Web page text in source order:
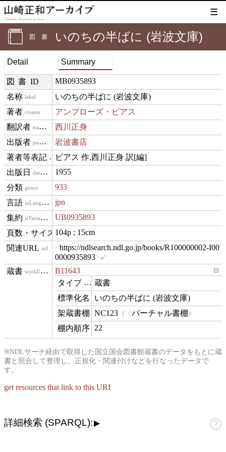
☰
図書 いのちの半ばに (岩波文庫)
Detail Summary
図書ID MB0935893
label いのちの半ばに (岩波文庫)
creator アンブローズ・ビアス
translator 西川正身
publisher 岩波書店
creditText
ビアス 作,西川正身 訳[編]
datePublished 1955
genre 933
inLanguage jpn
isVariantOf UB0935893
materialExtent
104p ; 15cm
url
https://ndlsearch.ndl.go.jp/books/R100000002-I00
0000935893
workExample B11643 ⊟
type 蔵書
name
いのちの半ばに (岩波文庫)
contentLocation
NC123 バーチャル書棚
position
22
※NDLサーチ経由で取得した国立国会図書館蔵書のデータをもとに蔵
書と照合して整理し、正規化・関連付けなどを行なったデータで
す。
get resources that link to this URI
詳細検索 (SPARQL):▶